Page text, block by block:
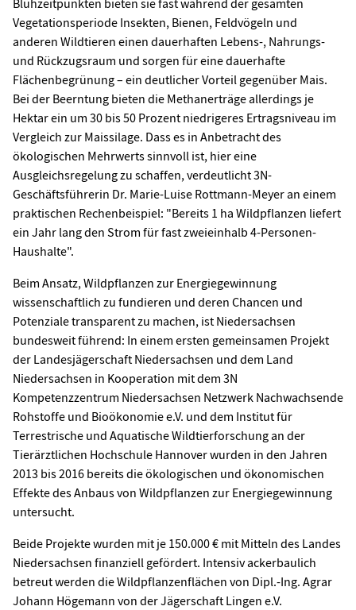
Blühzeitpunkten bieten sie fast während der gesamten
Vegetationsperiode Insekten, Bienen, Feldvögeln und
anderen Wildtieren einen dauerhaften Lebens-, Nahrungs-
und Rückzugsraum und sorgen für eine dauerhafte
Flächenbegrünung – ein deutlicher Vorteil gegenüber Mais.
Bei der Beerntung bieten die Methanerträge allerdings je
Hektar ein um 30 bis 50 Prozent niedrigeres Ertragsniveau im
Vergleich zur Maissilage. Dass es in Anbetracht des
ökologischen Mehrwerts sinnvoll ist, hier eine
Ausgleichsregelung zu schaffen, verdeutlicht 3N-
Geschäftsführerin Dr. Marie-Luise Rottmann-Meyer an einem
praktischen Rechenbeispiel: "Bereits 1 ha Wildpflanzen liefert
ein Jahr lang den Strom für fast zweieinhalb 4-Personen-
Haushalte".
Beim Ansatz, Wildpflanzen zur Energiegewinnung
wissenschaftlich zu fundieren und deren Chancen und
Potenziale transparent zu machen, ist Niedersachsen
bundesweit führend: In einem ersten gemeinsamen Projekt
der Landesjägerschaft Niedersachsen und dem Land
Niedersachsen in Kooperation mit dem 3N
Kompetenzzentrum Niedersachsen Netzwerk Nachwachsende
Rohstoffe und Bioökonomie e.V. und dem Institut für
Terrestrische und Aquatische Wildtierforschung an der
Tierärztlichen Hochschule Hannover wurden in den Jahren
2013 bis 2016 bereits die ökologischen und ökonomischen
Effekte des Anbaus von Wildpflanzen zur Energiegewinnung
untersucht.
Beide Projekte wurden mit je 150.000 € mit Mitteln des Landes
Niedersachsen finanziell gefördert. Intensiv ackerbaulich
betreut werden die Wildpflanzenflächen von Dipl.-Ing. Agrar
Johann Högemann von der Jägerschaft Lingen e.V.